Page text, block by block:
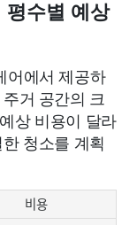
평수별 예상
어에서 제공하
거 공간의 크
상 비용이 달라
청소를 계획
비용